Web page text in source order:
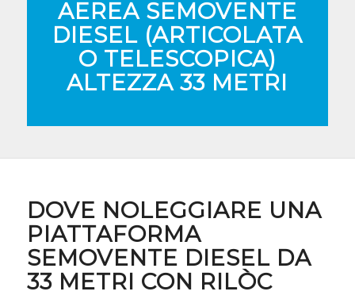
AEREA SEMOVENTE
DIESEL (ARTICOLATA
O TELESCOPICA)
ALTEZZA 33 METRI
DOVE NOLEGGIARE UNA
PIATTAFORMA
SEMOVENTE DIESEL DA
33 METRI CON RILÒC